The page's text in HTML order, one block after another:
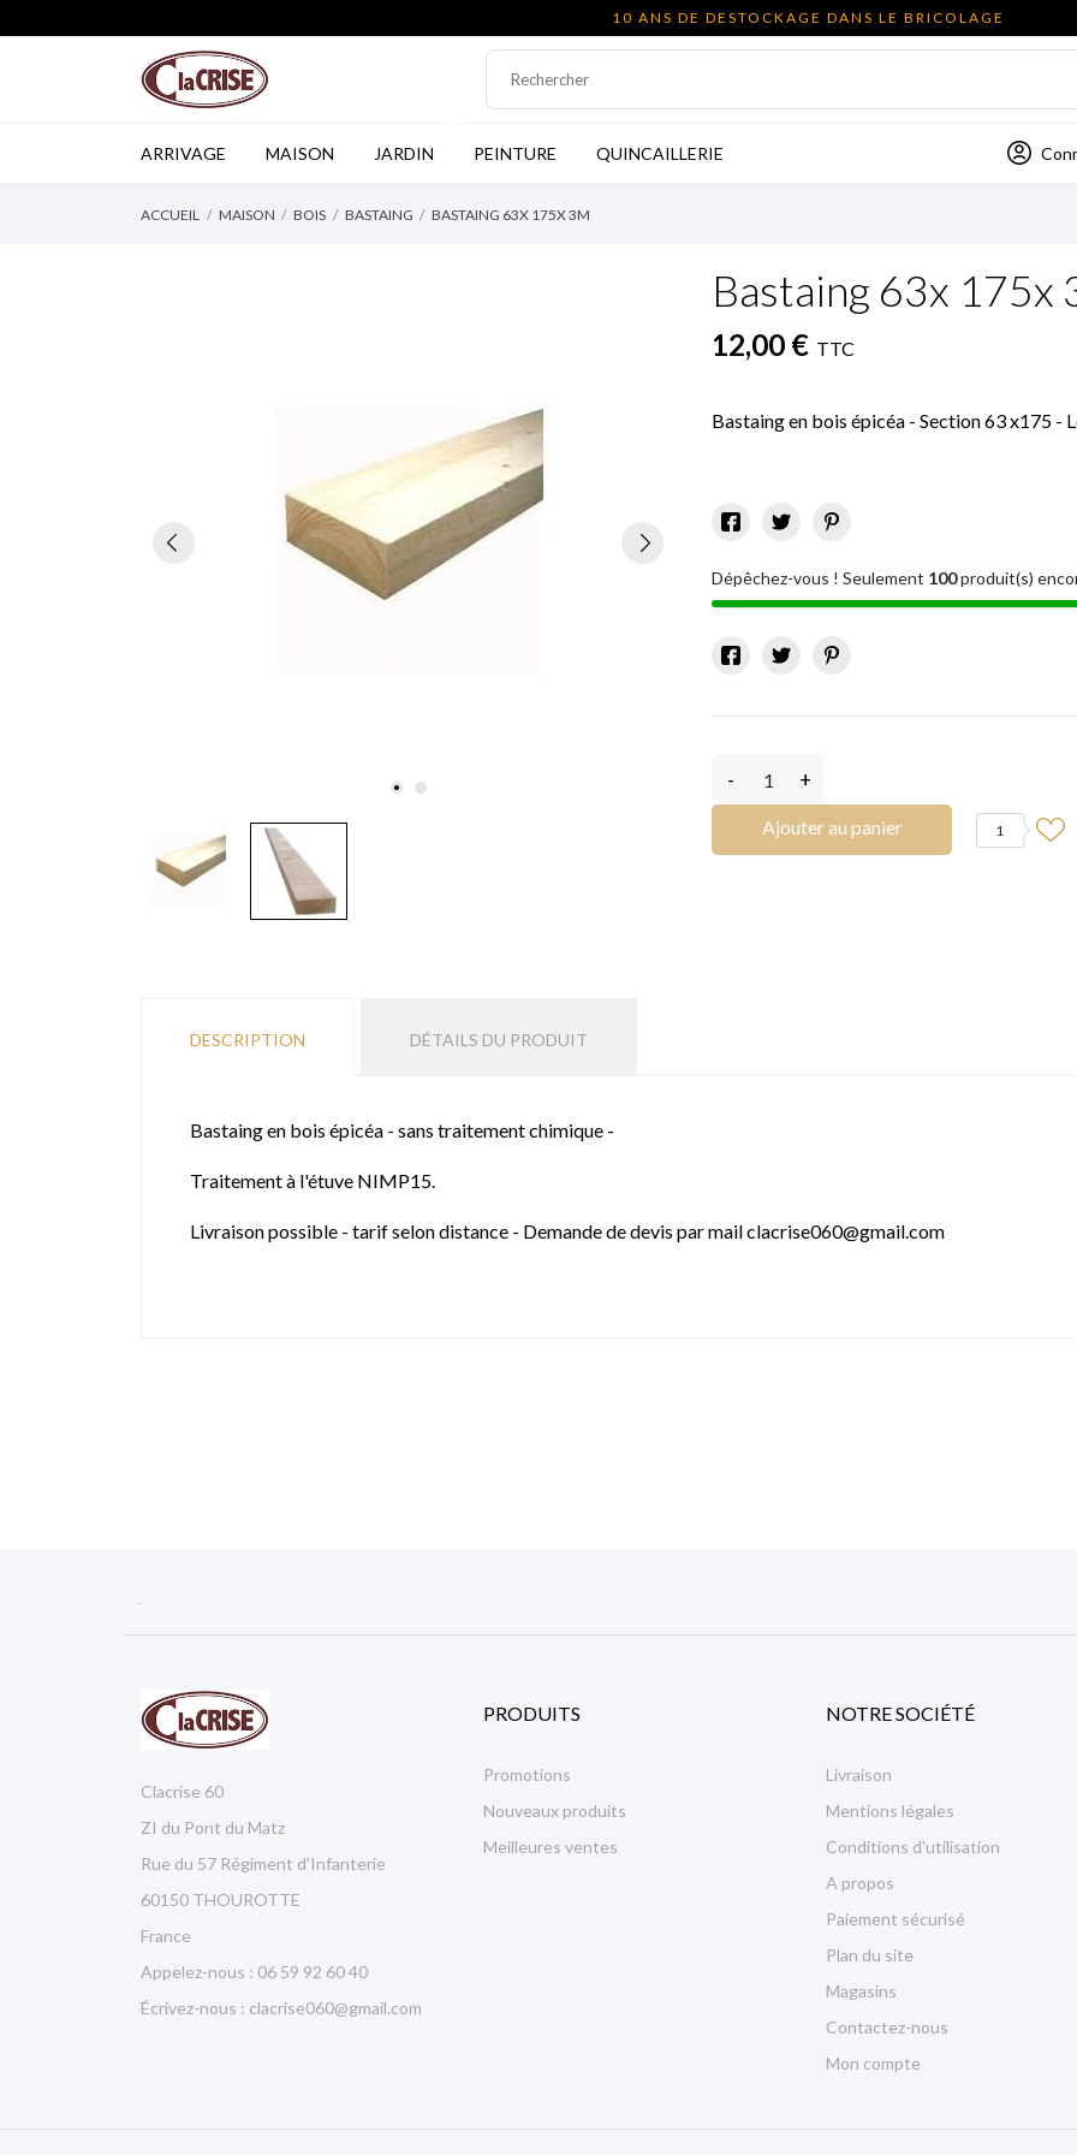
10 ANS DE DESTOCKAGE DANS LE BRICOLAGE
ARRIVAGE MAISON JARDIN PEINTURE QUINCAILLERIE
ACCUEIL MAISON BOIS BASTAING BASTAING 63X 175X 3M
Bastaing 63x 175x
12,00 € TTC
Bastaing en bois épicéa - Section 63 x175 -
Dépêchez-vous ! Seulement 100produit(s)
- +
Ajouter au panier 1
DESCRIPTION DÉTAILS DU PRODUIT
Bastaing en bois épicéa - sans traitement chimique -
Traitement à l'étuve NIMP15.
Livraison possible - tarif selon distance - Demande de devis par mail clacrise060@gmail.com

Clacrise 60
ZI du Pont du Matz
Rue du 57 Régiment d'Infanterie
60150 THOUROTTE
France
Appelez-nous : 06 59 92 60 40
Écrivez-nous : clacrise060@gmail.com
PRODUITS
Promotions
Nouveaux produits
Meilleures ventes
NOTRE SOCIÉTÉ
Livraison
Mentions légales
Conditions d'utilisation
A propos
Paiement sécurisé
Plan du site
Magasins
Contactez-nous
Mon compte